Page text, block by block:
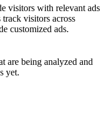
visitors with relevant ads
visitors across
customized ads.
are being analyzed and
yet.